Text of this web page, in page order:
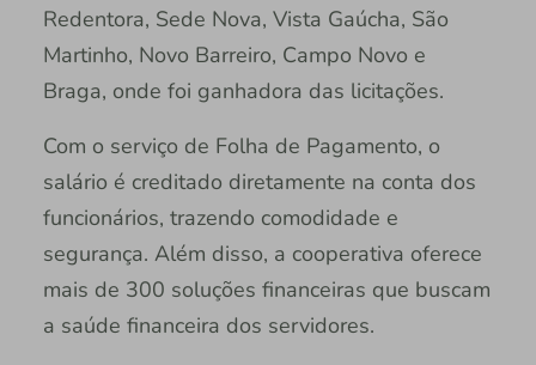
Redentora, Sede Nova, Vista Gaúcha, São
Martinho, Novo Barreiro, Campo Novo e
Braga, onde foi ganhadora das licitações.
Com o serviço de Folha de Pagamento, o
salário é creditado diretamente na conta dos
funcionários, trazendo comodidade e
segurança. Além disso, a cooperativa oferece
mais de 300 soluções financeiras que buscam
a saúde financeira dos servidores.